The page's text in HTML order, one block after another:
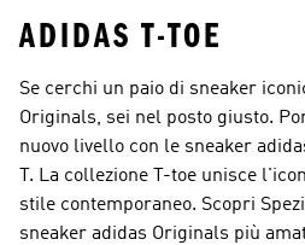
ADIDAS T-TOE
Se cerchi un paio di sneaker
Originals, sei nel posto giusto.
nuovo livello con le sneaker
T. La collezione T-toe unisce
stile contemporaneo. Scopri
sneaker adidas Originals più